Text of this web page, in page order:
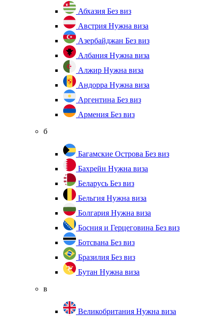
Абхазия Без виз
Австрия Нужна виза
Азербайджан Без виз
Албания Нужна виза
Алжир Нужна виза
Андорра Нужна виза
Аргентина Без виз
Армения Без виз
б
Багамские Острова Без виз
Бахрейн Нужна виза
Беларусь Без виз
Бельгия Нужна виза
Болгария Нужна виза
Босния и Герцеговина Без виз
Ботсвана Без виз
Бразилия Без виз
Бутан Нужна виза
в
Великобритания Нужна виза